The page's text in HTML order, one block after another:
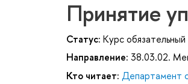
Принятие
Статус: Курс
Направление: 38.03.02.
Кто читает: Департамент